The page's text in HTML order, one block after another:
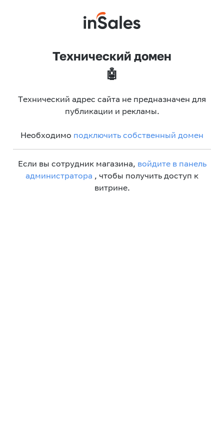
Технический домен
🤖
Технический адрес сайта не предназначен для
публикации и рекламы.
Необходимо подключить собственный домен
Если вы сотрудник магазина, войдите в панель
администратора , чтобы получить доступ к
витрине.